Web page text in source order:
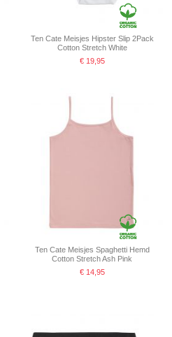
Ten Cate Meisjes Hipster Slip 2Pack
Cotton Stretch White
€ 19,95
Ten Cate Meisjes Spaghetti Hemd
Cotton Stretch Ash Pink
€ 14,95